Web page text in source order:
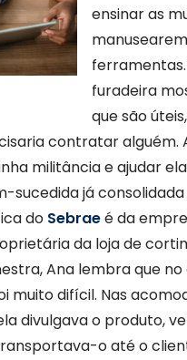
ensinar as
furadeira
que são
contratar alguém.
militância e ajudar
sucedida já
do Sebraeé da
da loja de
Ana lembra que
muito difícil. Nas
divulgava o produto,
o até o